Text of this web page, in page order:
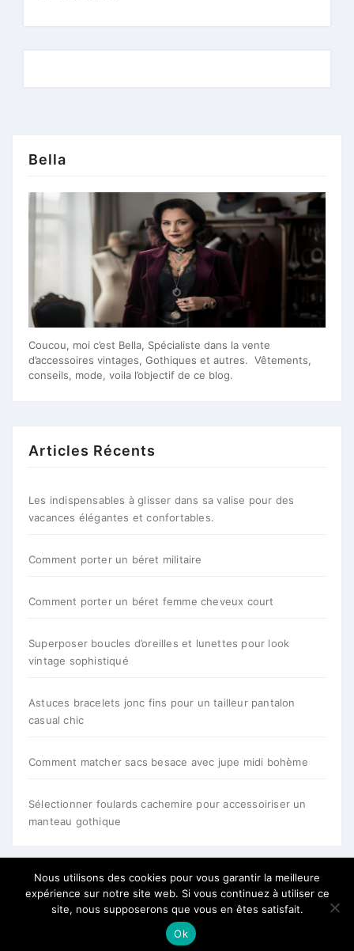
Bella
Coucou, moi c’est Bella, Spécialiste dans la vente
d’accessoires vintages, Gothiques et autres. Vêtements,
conseils, mode, voila l’objectif de ce blog.
Articles Récents
Les indispensables à glisser dans sa valise pour des
vacances élégantes et confortables.
Comment porter un béret militaire
Comment porter un béret femme cheveux court
Superposer boucles d’oreilles et lunettes pour look
vintage sophistiqué
Astuces bracelets jonc fins pour un tailleur pantalon
casual chic
Comment matcher sacs besace avec jupe midi bohème
Sélectionner foulards cachemire pour accessoiriser un
manteau gothique
Nous utilisons des cookies pour vous garantir la meilleure
expérience sur notre site web. Si vous continuez à utiliser ce
site, nous supposerons que vous en êtes satisfait.
Ok